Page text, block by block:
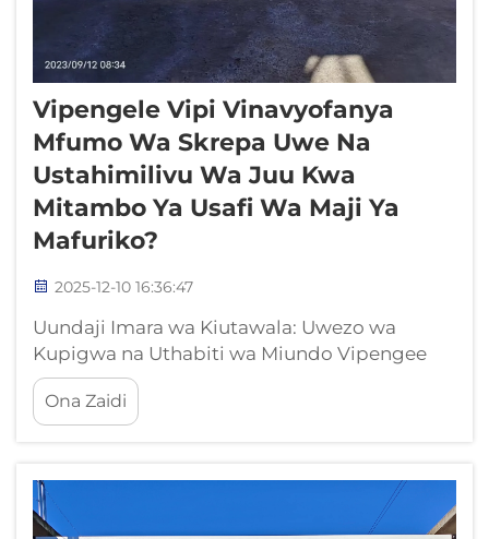
Vipengele Vipi Vinavyofanya
Mfumo Wa Skrepa Uwe Na
Ustahimilivu Wa Juu Kwa
Mitambo Ya Usafi Wa Maji Ya
Mafuriko?
2025-12-10 16:36:47
Uundaji Imara wa Kiutawala: Uwezo wa
Kupigwa na Uthabiti wa Miundo Vipengee
vya silaha za stainless na aluminum
vilivyoundwa ili visimame kwenye H₂S,
chlorides, na taka zenye uchachu Mifumo ya
maji ya mavazi inaendelea kupigana na
uvimbo na...
Ona Zaidi